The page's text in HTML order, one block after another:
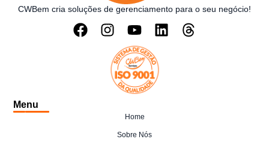
CWBem cria soluções de gerenciamento para o seu negócio!
Menu
Home
Sobre Nós